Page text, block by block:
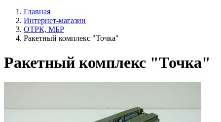
Главная
Интернет-магазин
ОТРК, МБР
Ракетный комплекс "Точка"
Ракетный комплекс "Точка"